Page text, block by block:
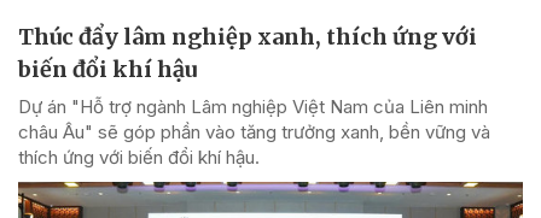
Thúc đẩy lâm nghiệp xanh, thích ứng với
biến đổi khí hậu
Dự án "Hỗ trợ ngành Lâm nghiệp Việt Nam của Liên minh
châu Âu" sẽ góp phần vào tăng trưởng xanh, bền vững và
thích ứng với biến đổi khí hậu.